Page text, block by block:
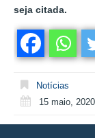
seja citada.
Notícias
15 maio, 2020